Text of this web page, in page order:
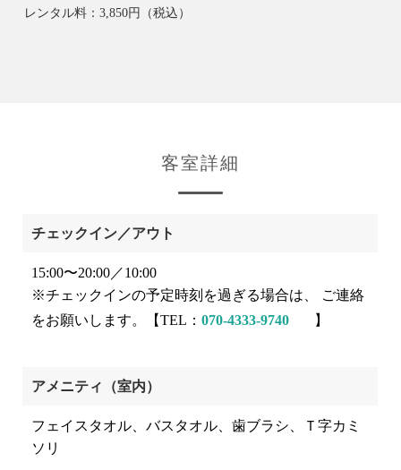
レンタル料：3,850円（税込）
客室詳細
チェックイン／アウト
15:00〜20:00／10:00
※チェックインの予定時刻を過ぎる場合は、 ご連絡
をお願いします。【TEL： 070-4333-9740 】
アメニティ（室内）
フェイスタオル、バスタオル、歯ブラシ、Ｔ字カミ
ソリ